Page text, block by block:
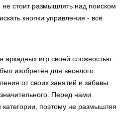
стоит размышлять над поиском
кнопки управления - всё
аркадных игр своей сложностью.
изобретён для веселого
от своих занятий и забавы
Перед нами
категории, поэтому не размышляя